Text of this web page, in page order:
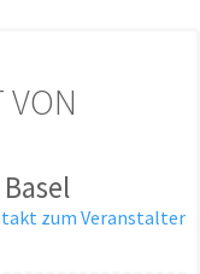
VON
zum Veranstalter